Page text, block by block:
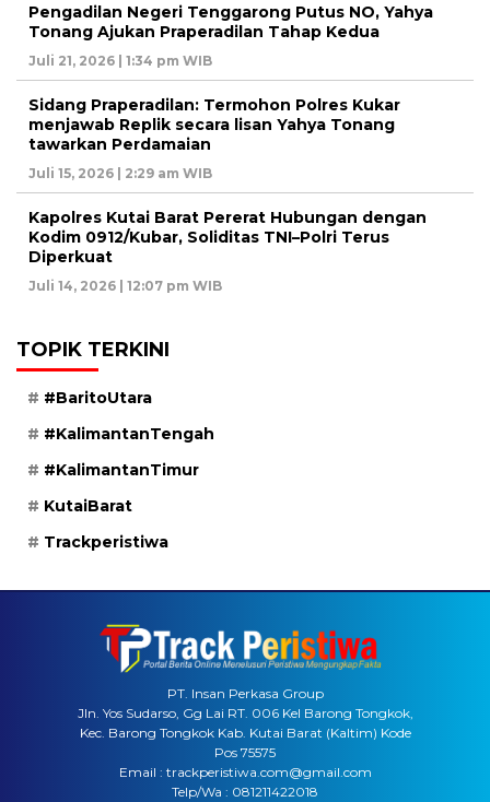
Pengadilan Negeri Tenggarong Putus NO, Yahya
Tonang Ajukan Praperadilan Tahap Kedua
Juli 21, 2026 | 1:34 pm WIB
Sidang Praperadilan: Termohon Polres Kukar
menjawab Replik secara lisan Yahya Tonang
tawarkan Perdamaian
Juli 15, 2026 | 2:29 am WIB
Kapolres Kutai Barat Pererat Hubungan dengan
Kodim 0912/Kubar, Soliditas TNI–Polri Terus
Diperkuat
Juli 14, 2026 | 12:07 pm WIB
TOPIK TERKINI
#BaritoUtara
#KalimantanTengah
#KalimantanTimur
KutaiBarat
Trackperistiwa
PT. Insan Perkasa Group
Jln. Yos Sudarso, Gg Lai RT. 006 Kel Barong Tongkok,
Kec. Barong Tongkok Kab. Kutai Barat (Kaltim) Kode
Pos 75575
Email : trackperistiwa.com@gmail.com
Telp/Wa : 081211422018